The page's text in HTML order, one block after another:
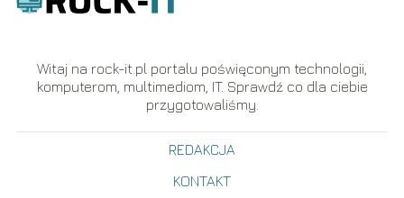
Witaj na rock-it.pl portalu poświęconym technologii,
komputerom, multimediom, IT. Sprawdź co dla ciebie
przygotowaliśmy.
REDAKCJA
KONTAKT